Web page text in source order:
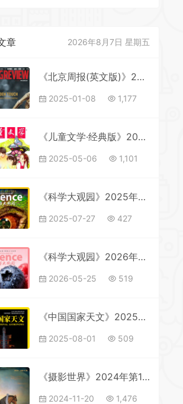
章 2026年8月7日 星期五
《北京周报(英文版)》2025年第2期全彩精校PDF杂志下载
2025-01-08 1,177
《儿童文学·经典版》2025年第5期全彩精校PDF杂志下载
2025-05-06 1,101
《科学大观园》2025年第14期全彩精校PDF杂志下载
2025-07-27 427
《科学大观园》2026年第10期全彩精校PDF杂志下载
2026-05-25 519
《中国国家天文》2025年第6期全彩精校PDF杂志下载
2025-08-01 509
《摄影世界》2024年第11期全彩精校PDF杂志下载
2024-11-20 1,476